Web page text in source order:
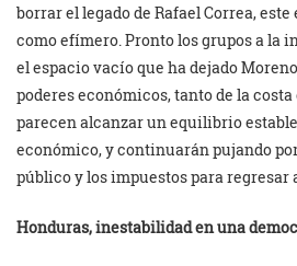
borrar el legado de Rafael Correa,
como efímero. Pronto los grupos a la
el espacio vacío que ha dejado
poderes económicos, tanto de la
parecen alcanzar un equilibrio
económico, y continuarán pujando
público y los impuestos para regresar
Honduras, inestabilidad en una